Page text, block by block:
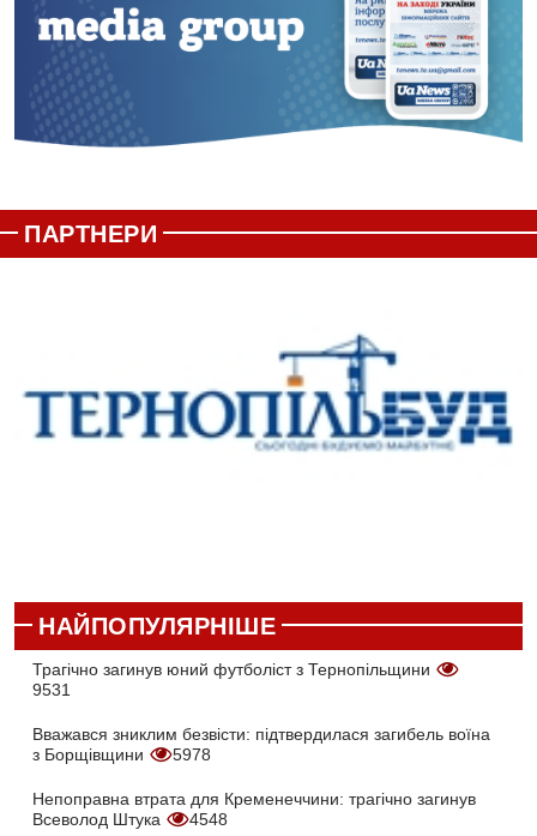
ПАРТНЕРИ
НАЙПОПУЛЯРНІШЕ
Трагічно загинув юний футболіст з Тернопільщини
9531
Вважався зниклим безвісти: підтвердилася загибель воїна
з Борщівщини
5978
Непоправна втрата для Кременеччини: трагічно загинув
Всеволод Штука
4548